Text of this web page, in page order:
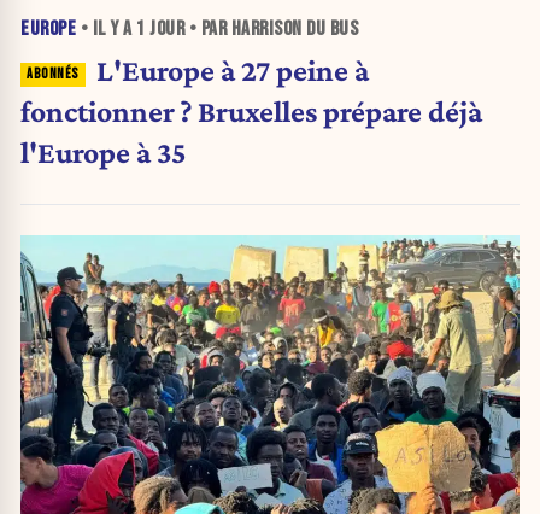
EUROPE • IL Y A 1 JOUR• PAR HARRISON DU BUS
L'Europe à 27 peine à
fonctionner ? Bruxelles prépare déjà
l'Europe à 35